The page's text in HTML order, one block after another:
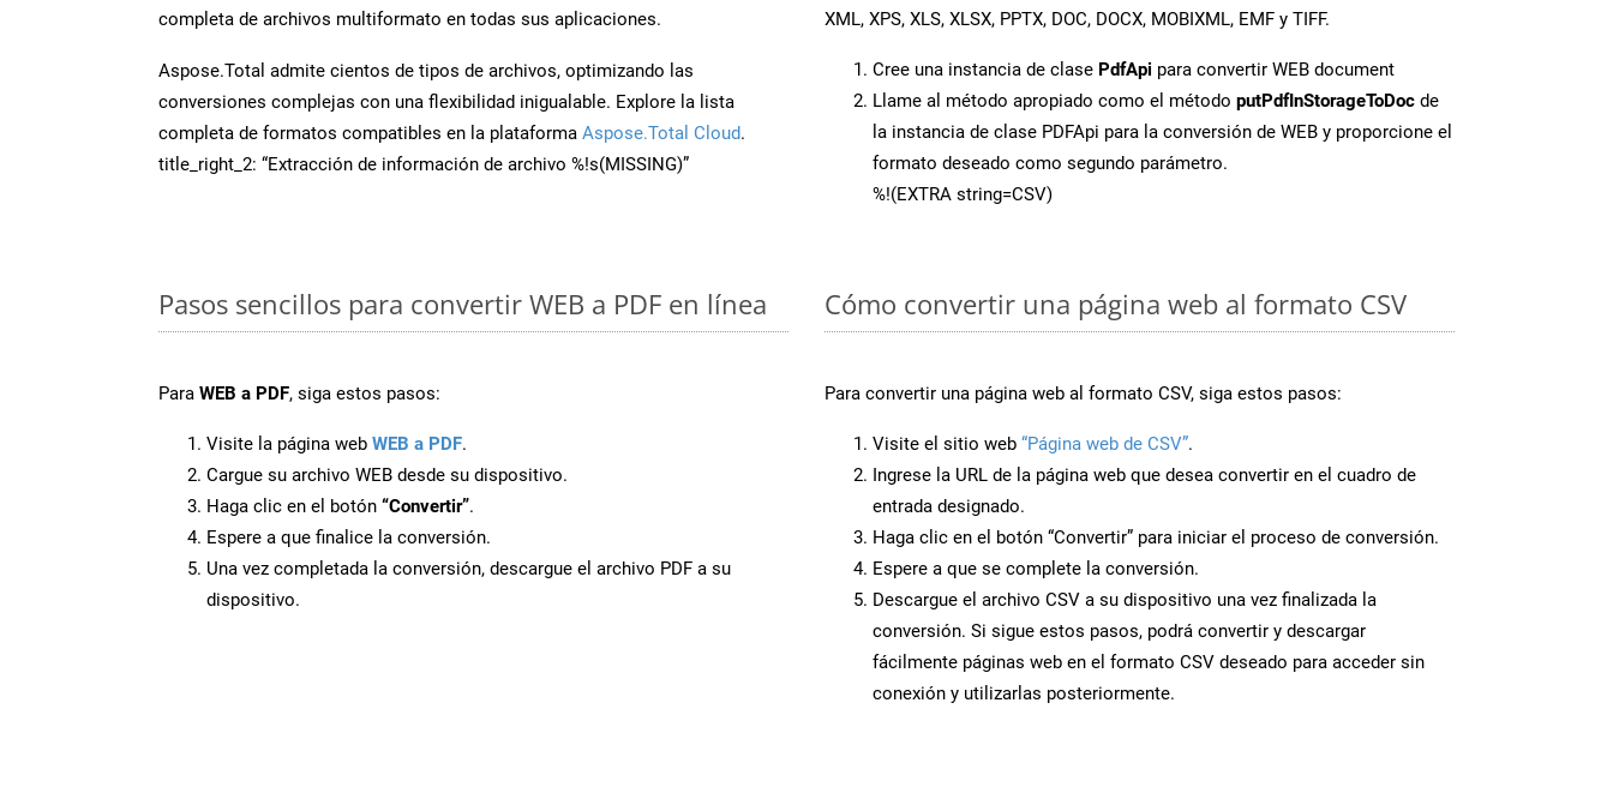
completa de archivos multiformato en todas sus aplicaciones.
Aspose.Total admite cientos de tipos de archivos, optimizando las
conversiones complejas con una flexibilidad inigualable. Explore la lista
completa de formatos compatibles en la plataforma Aspose.Total Cloud.
title_right_2: “Extracción de información de archivo %!s(MISSING)”
XML, XPS, XLS, XLSX, PPTX, DOC, DOCX, MOBIXML, EMF y TIFF.
Cree una instancia de clase PdfApi para convertir WEB document
Llame al método apropiado como el método putPdfInStorageToDoc de
la instancia de clase PDFApi para la conversión de WEB y proporcione el
formato deseado como segundo parámetro.
%!(EXTRA string=CSV)
Pasos sencillos para convertir WEB a PDF en línea
Para WEB a PDF, siga estos pasos:
Visite la página web WEB a PDF.
Cargue su archivo WEB desde su dispositivo.
Haga clic en el botón “Convertir”.
Espere a que finalice la conversión.
Una vez completada la conversión, descargue el archivo PDF a su
dispositivo.
Cómo convertir una página web al formato CSV
Para convertir una página web al formato CSV, siga estos pasos:
Visite el sitio web “Página web de CSV”.
Ingrese la URL de la página web que desea convertir en el cuadro de
entrada designado.
Haga clic en el botón “Convertir” para iniciar el proceso de conversión.
Espere a que se complete la conversión.
Descargue el archivo CSV a su dispositivo una vez finalizada la
conversión. Si sigue estos pasos, podrá convertir y descargar
fácilmente páginas web en el formato CSV deseado para acceder sin
conexión y utilizarlas posteriormente.